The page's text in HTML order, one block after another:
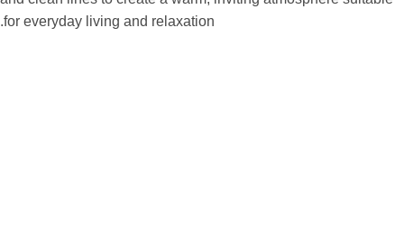
for everyday living and relaxation.